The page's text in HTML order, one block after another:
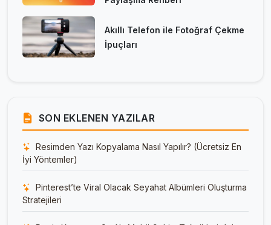
Akıllı Telefon ile Fotoğraf Çekme
İpuçları
SON EKLENEN YAZILAR
Resimden Yazı Kopyalama Nasıl Yapılır? (Ücretsiz En
İyi Yöntemler)
Pinterest’te Viral Olacak Seyahat Albümleri Oluşturma
Stratejileri